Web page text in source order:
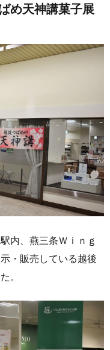
め天神講菓子展
内、燕三条Ｗｉｎｇ
・販売している越後
。